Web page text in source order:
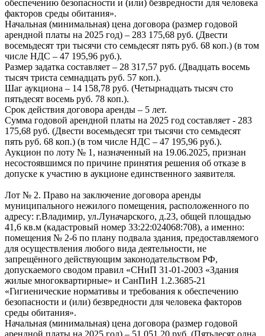
обеспечению безопасности и (или) безвредности для человека
факторов среды обитания».
Начальная (минимальная) цена договора (размер годовой
арендной платы на 2025 год) – 283 175,68 руб. (Двести
восемьдесят три тысячи сто семьдесят пять руб. 68 коп.) (в том
числе НДС – 47 195,96 руб.).
Размер задатка составляет – 28 317,57 руб. (Двадцать восемь
тысяч триста семнадцать руб. 57 коп.).
Шаг аукциона – 14 158,78 руб. (Четырнадцать тысяч сто
пятьдесят восемь руб. 78 коп.).
Срок действия договора аренды – 5 лет.
Сумма годовой арендной платы на 2025 год составляет - 283
175,68 руб. (Двести восемьдесят три тысячи сто семьдесят
пять руб. 68 коп.) (в том числе НДС – 47 195,96 руб.).
Аукцион по лоту № 1, назначенный на 19.06.2025, признан
несостоявшимся по причине принятия решения об отказе в
допуске к участию в аукционе единственного заявителя.
Лот № 2. Право на заключение договора аренды
муниципального нежилого помещения, расположенного по
адресу: г.Владимир, ул.Луначарского, д.23, общей площадью
41,6 кв.м (кадастровый номер 33:22:024068:708), а именно:
помещения № 2-6 по плану подвала здания, предоставляемого
для осуществления любого вида деятельности, не
запрещённого действующим законодательством РФ,
допускаемого сводом правил «СНиП 31-01-2003 «Здания
жилые многоквартирные» и СанПиН 1.2.3685-21
«Гигиенические нормативы и требования к обеспечению
безопасности и (или) безвредности для человека факторов
среды обитания».
Начальная (минимальная) цена договора (размер годовой